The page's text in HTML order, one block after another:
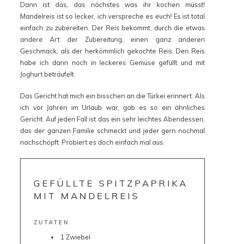
Dann ist das, das nächstes was ihr kochen müsst!
Mandelreis ist so lecker, ich verspreche es euch! Es ist total
einfach zu zubereiten. Der Reis bekommt, durch die etwas
andere Art der Zubereitung, einen ganz anderen
Geschmack, als der herkömmlich gekochte Reis. Den Reis
habe ich dann noch in leckeres Gemüse gefüllt und mit
Joghurt beträufelt.
Das Gericht hat mich ein bisschen an die Türkei erinnert. Als
ich vor Jahren im Urlaub war, gab es so ein ähnliches
Gericht. Auf jeden Fall ist das ein sehr leichtes Abendessen,
das der ganzen Familie schmeckt und jeder gern nochmal
nachschöpft. Probiert es doch einfach mal aus.
GEFÜLLTE SPITZPAPRIKA
MIT MANDELREIS
ZUTATEN
1 Zwiebel